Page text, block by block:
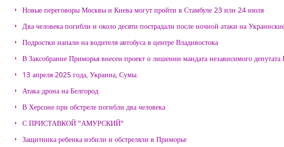
Новые переговоры Москвы и Киева могут пройти в Стамбуле 23 или 24 июля
Два человека погибли и около десяти пострадали после ночной атаки на
Подростки напали на водителя автобуса в центре Владивостока
В Заксобрание Приморья внесен проект о лишении мандата независимого
13 апреля 2025 года, Украина, Сумы.
Атака дрона на Белгород
В Херсоне при обстреле погибли два человека
С ПРИСТАВКОЙ "АМУРСКИЙ"
Защитника ребенка избили и обстреляли в Приморье